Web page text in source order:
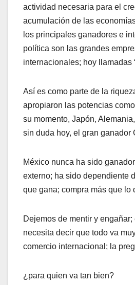
actividad necesaria para el
acumulación de las
los principales ganadores e
política son las grandes
internacionales; hoy llamadas
Así es como parte de la
apropiaron las potencias
su momento, Japón,
sin duda hoy, el gran ganador
México nunca ha sido
externo; ha sido dependiente
que gana; compra más que
Dejemos de mentir y
necesita decir que todo va
comercio internacional; la
¿para quien va tan bien?